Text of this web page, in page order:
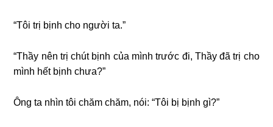
“Tôi trị bịnh cho người ta.”
“Thầy nên trị chút bịnh của mình trước đi, Thầy đã trị cho
mình hết bịnh chưa?”
Ông ta nhìn tôi chăm chăm, nói: “Tôi bị bịnh gì?”